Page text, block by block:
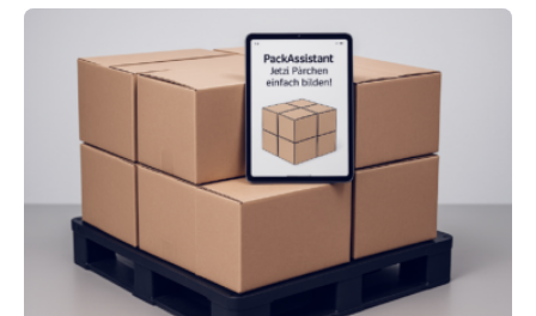
Die zugrunde liegende Methodik lässt sich auf alle
anderen Maschinen übertragen. Eine Falzmaschine
umzurüsten ist ein Job für echte Profis. Eine solche
Maschine faltet in Druckereien Broschüren, Prospekte,
Landkarten und vieles mehr – mehrere Zehntausend
Exemplare pro Stunde. Je nach Maschinentyp und
Auftrag kann das Umrüsten…